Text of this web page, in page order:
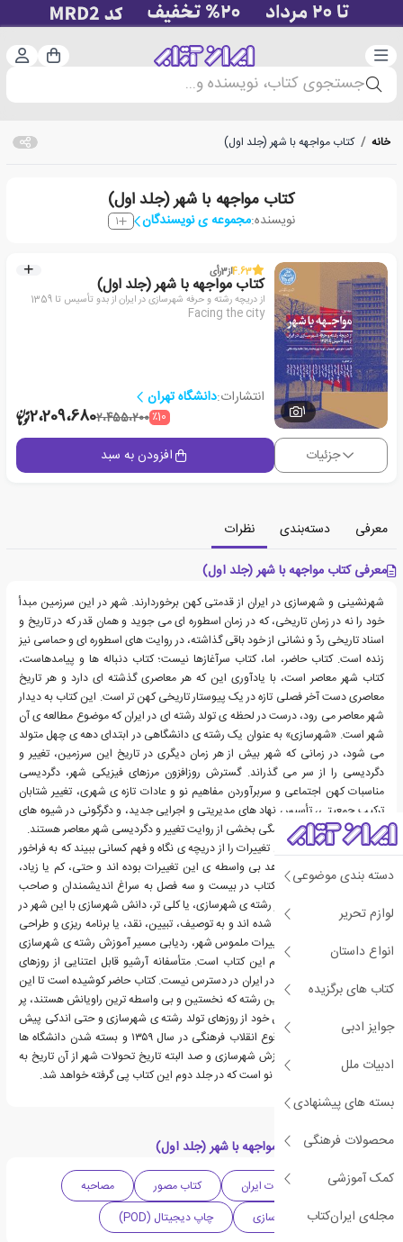
دسته‌بندی سبد
جستجوی کتاب، نویسنده و...
دسته بندی موضوعی
لوازم تحریر
انواع داستان
کتاب های برگزیده
جوایز ادبی
ادبیات ملل
بسته های پیشنهادی
محصولات فرهنگی
کمک آموزشی
مجله‌ی ایران‌کتاب
خانه / کتاب مواجهه با شهر (جلد اول)
کتاب مواجهه با شهر (جلد اول)
نویسنده:مجموعه ی نویسندگان 1
1
4.63از3رأی
کتاب مواجهه با شهر (جلد اول)
از دریچه رشته و حرفه شهرسازی در ایران از بدو تأسیس تا 1359
Facing the city
انتشارات:دانشگاه تهران
٪102،455،2002،209،680
جزئیات افزودن به سبد
معرفی دسته‌بندی
نظرات
معرفی کتاب مواجهه با شهر (جلد اول)
شهرنشینی و شهرسازی در ایران از قدمتی کهن برخوردارند. شهر در این سرزمین مبدأ
خود را نه در زمان تاریخی، که در زمان اسطوره ای می جوید و همان قدر که در تاریخ و
اسناد تاریخی ردّ و نشانی از خود باقی گذاشته، در روایت های اسطوره ای و حماسی نیز
زنده است. کتاب حاضر، اما، کتاب سرآغازها نیست؛ کتاب دنباله ها و پیامدهاست،
کتاب شهر معاصر است، با یادآوری این که هر معاصری گذشته ای دارد و هر تاریخ
معاصری دست آخر فصلی تازه در یک پیوستار تاریخی کهن تر است. این کتاب به دیدار
شهر معاصر می رود، درست در لحظه ی تولد رشته ای در ایران که موضوع مطالعه ی آن
شهر است. «شهرسازی» به عنوان یک رشته ی دانشگاهی در ابتدای دهه ی چهل متولد
می شود، در زمانی که شهر بیش از هر زمان دیگری در تاریخ این سرزمین، تغییر و
دگردیسی را از سر می گذراند. گسترش روزافزون مرزهای فیزیکی شهر، دگردیسی
مناسبات کهن اجتماعی و سربرآوردن مفاهیم نو و عادات تازه ی شهری، تغییر شتابان
ترکیب جمعیتی، تأسیس نهاد های مدیریتی و اجرایی جدید، و دگرگونی در شیوه های
سکونت و کار و فراغت، همگی بخشی از روایت تغییر و دگردیسی شهر معاصر هستند.
کتاب حاضر می کوشد این تغییرات را از دریچه ی نگاه و فهم کسانی ببیند که به فراخور
رشته یا حرفه ی خود شاهد بی واسطه ی این تغییرات بوده اند و حتی، کم یا زیاد،
سهمی در آن داشته اند. کتاب در بیست و سه فصل به سراغ اندیشمندان و صاحب
نظرانی می رود که از منظر رشته ی شهرسازی، یا کلی تر، دانش شهرسازی با این شهر در
حال پوست اندازی مواجه شده اند و به توصیف، تبیین، نقد، یا برنامه ریزی و طراحی
آن پرداخته اند. در کنار تغییرات ملموس شهر، ردیابی مسیر آموزش رشته ی شهرسازی
در ایران نیز از اهداف مهم این کتاب است. متأسفانه آرشیو قابل اعتنایی از روزهای
آغازین آموزش شهرسازی در ایران در دسترس نیست. کتاب حاضر کوشیده است تا این
خلأ را به کمک موسسین این رشته که نخستین و بی واسطه ترین راویانش هستند، پر
کند. این کتاب در جلد اول خود از روزهای تولد رشته ی شهرسازی و حتی اندکی پیش
از آن آغاز می کند و تا وقوع انقلاب فرهنگی در سال ۱۳۵۹ و بسته شدن دانشگاه ها
ادامه می دهد. تاریخ آموزش شهرسازی و صد البته تاریخ تحولات شهر از آن تاریخ به
بعد، حکایتی تازه و فصلی نو است که در جلد دوم این کتاب پی گرفته خواهد شد.
دسته بندی های کتاب مواجهه با شهر (جلد اول)
تاریخی ادبیات ایران کتاب مصور
مصاحبه
معماری
شهرسازی چاپ دیجیتال (POD)